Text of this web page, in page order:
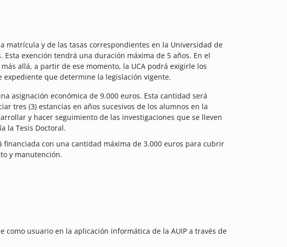
matrícula y de las tasas correspondientes en la Universidad de
exención tendrá una duración máxima de 5 años. En el
allá, a partir de ese momento, la UCA podrá exigirle los
que determine la legislación vigente.
asignación económica de 9.000 euros. Esta cantidad será
tres (3) estancias en años sucesivos de los alumnos en la
y hacer seguimiento de las investigaciones que se lleven
la Tesis Doctoral.
financiada con una cantidad máxima de 3.000 euros para cubrir
y manutención.
como usuario en la aplicación informática de la AUIP a través de